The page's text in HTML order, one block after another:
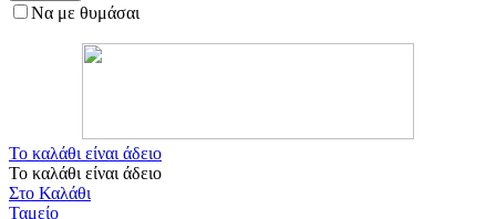
Να με θυμάσαι
Το καλάθι είναι άδειο
Το καλάθι είναι άδειο
Στο Καλάθι
Ταμείο